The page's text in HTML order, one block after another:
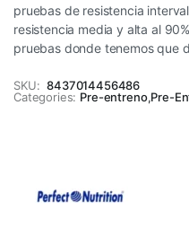
pruebas de resistencia
resistencia media y alta al
pruebas donde tenemos que
SKU: 8437014456486
Categories: Pre-entreno,Pre-